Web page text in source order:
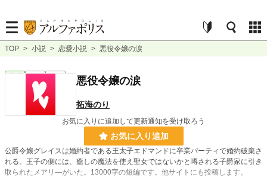
TOP > 小説 > 恋愛小説 > 悪役令嬢の涙
完結 短編 悪役令嬢の涙
拓海のり
お気に入りに追加して更新通知を受け取ろう
お気に入り追加
公爵令嬢グレイスは婚約者である王太子エドマンドに卒業パーティで婚約破棄さ
れる。王子の側には、癒しの魔法を使え聖女ではないかと噂される子爵家に引き
取られたメアリ―がいた。13000字の短編です。他サイトにも投稿します。